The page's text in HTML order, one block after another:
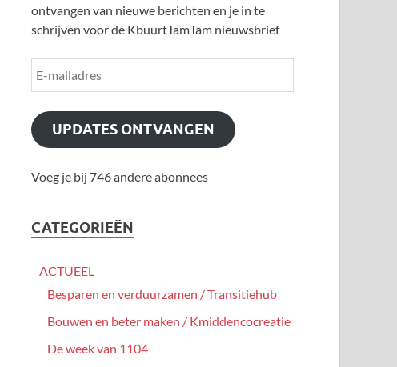
ontvangen van nieuwe berichten en je in te
schrijven voor de KbuurtTamTam nieuwsbrief
UPDATES ONTVANGEN
Voeg je bij 746 andere abonnees
CATEGORIEËN
ACTUEEL
Besparen en verduurzamen / Transitiehub
Bouwen en beter maken / Kmiddencocreatie
De week van 1104